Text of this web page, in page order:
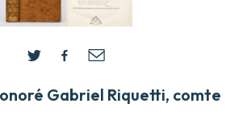
Gabriel Riquetti, comte